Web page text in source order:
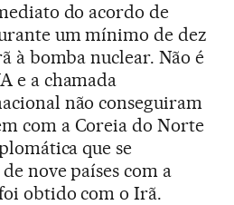
do acordo de
um mínimo de dez
à bomba nuclear. Não é
e a chamada
não conseguiram
com a Coreia do Norte
que se
nove países com a
obtido com o Irã.